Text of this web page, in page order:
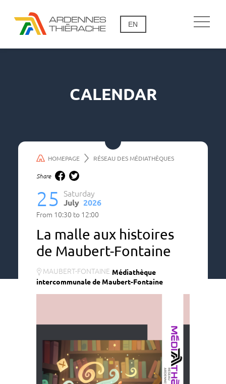
EN
CALENDAR
HOMEPAGE RÉSEAU DES MÉDIATHÈQUES
Share
La malle aux histoires
de Maubert-Fontaine
MAUBERT-FONTAINE Médiathèque
intercommunale de Maubert-Fontaine
Saturday
25 July 2026
From 10:30 to 12:00